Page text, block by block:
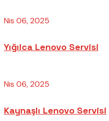
Nis 06, 2025
Yığılca Lenovo Servisi
Nis 06, 2025
Kaynaşlı Lenovo Servisi